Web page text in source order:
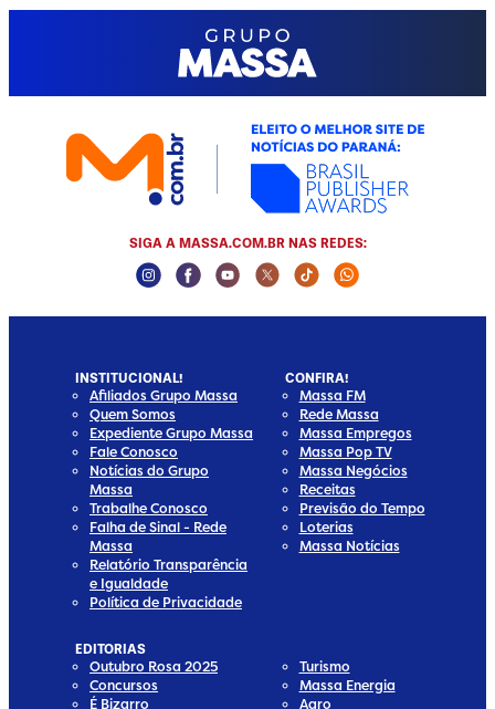
SIGA A MASSA.COM.BR NAS REDES:
Instagram Social Media
Facebook Social Media
Youtube Social Media
Twitter Social Media
Tiktok Social Media
Whatsapp
INSTITUCIONAL!
Afiliados Grupo Massa
Quem Somos
Expediente Grupo Massa
Fale Conosco
Notícias do Grupo
Massa
Trabalhe Conosco
Falha de Sinal - Rede
Massa
Relatório Transparência
e Igualdade
Política de Privacidade
CONFIRA!
Massa FM
Rede Massa
Massa Empregos
Massa Pop TV
Massa Negócios
Receitas
Previsão do Tempo
Loterias
Massa Notícias
EDITORIAS
Outubro Rosa 2025
Concursos
É Bizarro
Turismo
Massa Energia
Agro